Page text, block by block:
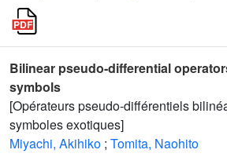
Bilinear pseudo-differential
symbols
[Opérateurs pseudo-différentiels
symboles exotiques]
Miyachi, Akihiko ; Tomita, Naohito